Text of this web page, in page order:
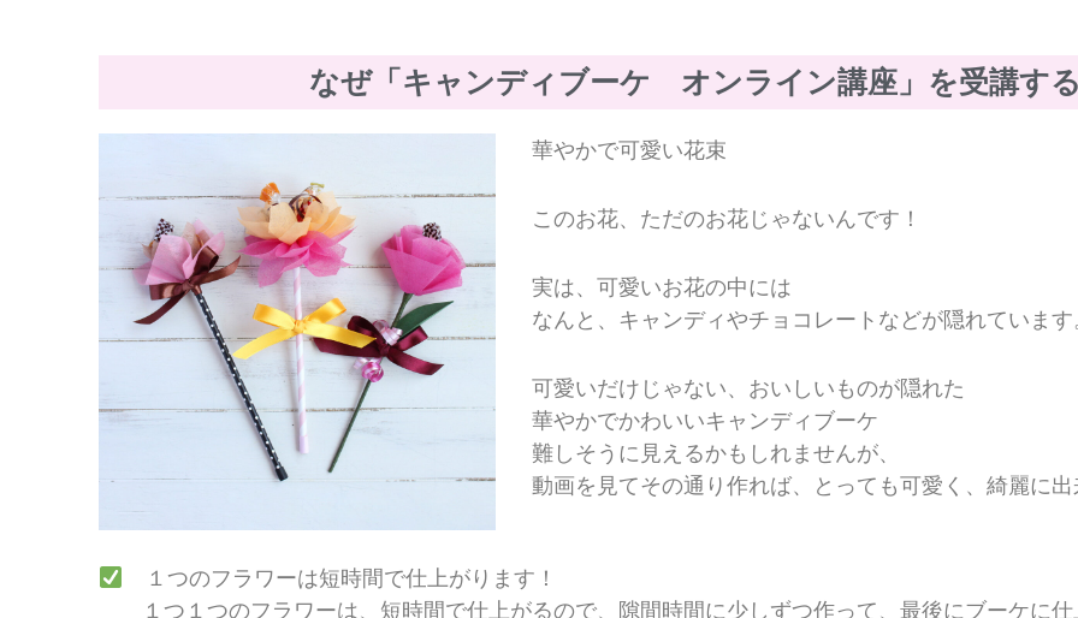
なぜ「キャンディブーケ オンライン講座」を受講す
華やかで可愛い花束
このお花、ただのお花じゃないんです！
実は、可愛いお花の中には
なんと、キャンディやチョコレートなどが隠れています
可愛いだけじゃない、おいしいものが隠れた
華やかでかわいいキャンディブーケ
難しそうに見えるかもしれませんが、
動画を見てその通り作れば、とっても可愛く、綺麗に
１つのフラワーは短時間で仕上がります！
１つ１つのフラワーは、短時間で仕上がるので、隙間時間に少しずつ作って、最後にブーケに仕